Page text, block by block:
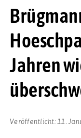
Jahren
Veröffentlicht: 11.